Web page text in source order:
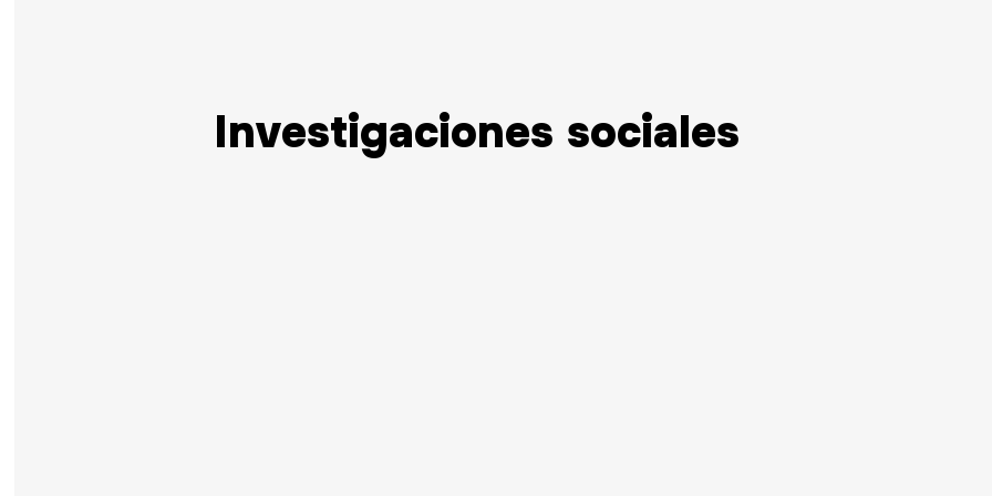
Investigaciones sociales